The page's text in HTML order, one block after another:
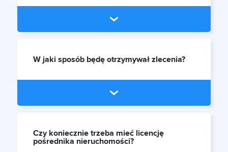
W jaki sposób będę otrzymywał zlecenia?
Czy koniecznie trzeba mieć licencję
pośrednika nieruchomości?